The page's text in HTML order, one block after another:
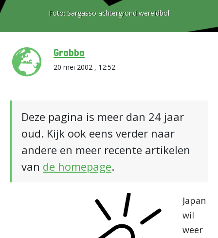
Foto: Sargasso achtergrond wereldbol
Grobbo
20 mei 2002 , 12:52
Deze pagina is meer dan 24 jaar
oud. Kijk ook eens verder naar
andere en meer recente artikelen
van de homepage.
Japan
wil
weer